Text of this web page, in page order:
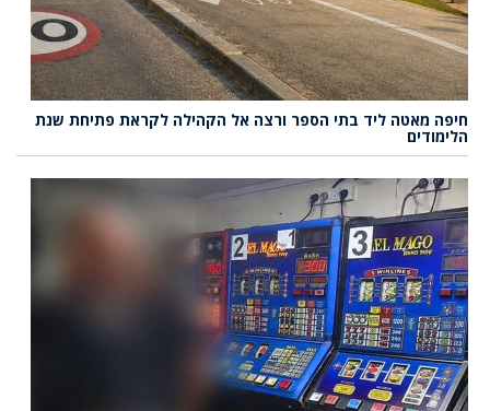
חיפה מאטה ליד בתי הספר ורצה אל הקהילה לקראת פתיחת שנת
הלימודים